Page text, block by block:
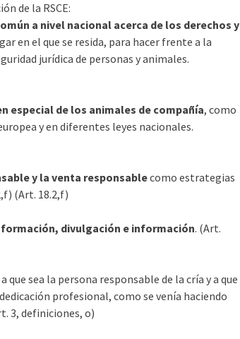
de la RSCE:
a nivel nacional acerca de los derechos y
en el que se resida, para hacer frente a la
jurídica de personas y animales.
especial de los animales de compañía, como
y en diferentes leyes nacionales.
y la venta responsablecomo estrategias
(Art. 18.2,f)
formación, divulgación e información. (Art.
que sea la persona responsable de la cría y a que
profesional, como se venía haciendo
3, definiciones, o)